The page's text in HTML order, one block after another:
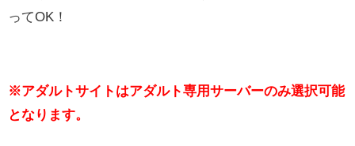
ってOK！
※アダルトサイトはアダルト専用サーバーのみ選択可能
となります。